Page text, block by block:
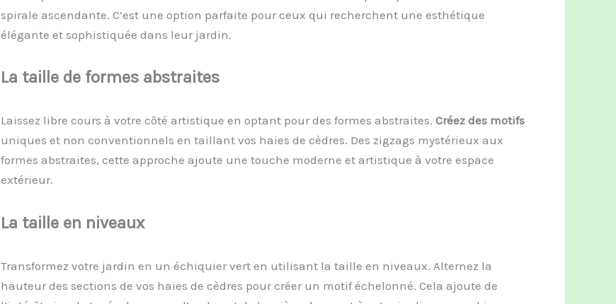
spirale ascendante. C’est une option parfaite pour ceux qui recherchent une esthétique
élégante et sophistiquée dans leur jardin.
La taille de formes abstraites
Laissez libre cours à votre côté artistique en optant pour des formes abstraites. Créez des motifs
uniques et non conventionnels en taillant vos haies de cèdres. Des zigzags mystérieux aux
formes abstraites, cette approche ajoute une touche moderne et artistique à votre espace
extérieur.
La taille en niveaux
Transformez votre jardin en un échiquier vert en utilisant la taille en niveaux. Alternez la
hauteur des sections de vos haies de cèdres pour créer un motif échelonné. Cela ajoute de